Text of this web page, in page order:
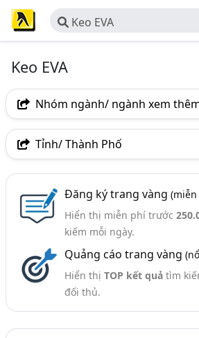
Keo EVA
Keo EVA
Nhóm ngành/ ngành xem
Ngành nghề
Ngành xem thêm
Keo Dán Và Chất Dính (415)
Tỉnh/ Thành Phố
TP. Hải Phòng
Đăng ký trang vàng
Hiển thị miễn phí trước
kiếm mỗi ngày.
Quảng cáo trang vàng
Hiển thị TOP kết quảtìm
đối thủ.